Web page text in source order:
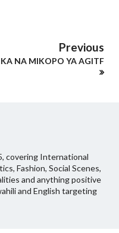
Previous
NA MIKOPO YA AGITF
covering International
Fashion, Social Scenes,
and anything positive
and English targeting